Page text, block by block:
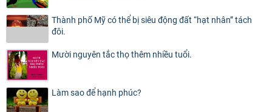
Thành phố Mỹ có thể bị siêu động đất “hạt nhân” tách
đôi.
Mười nguyên tắc thọ thêm nhiều tuổi.
Làm sao để hạnh phúc?